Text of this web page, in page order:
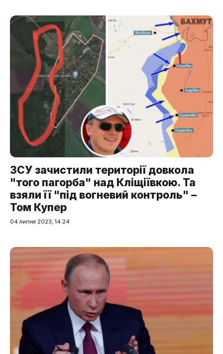
ЗСУ зачистили території довкола
"того пагорба" над Кліщіївкою. Та
взяли її "під вогневий контроль" –
Том Купер
04 липня 2023, 14:24